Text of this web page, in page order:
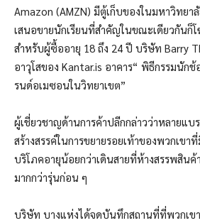
Amazon (AMZN) มีตู้เก็บของในมหาวิทยา
เสนอขายนักเรียนที่สำคัญในขณะเดียวกันก็
สำหรับผู้ซื้ออายุ 18 ถึง 24 ปี บริษัท Barry
อาวุโสของ Kantar.is อาคาร“ พิธีกรรมนั
รนด์อเมซอนในวิทยาเขต”
ผู้เชี่ยวชาญด้านการค้าปลีกกล่าวว่าหลายแบ
สร้างสรรค์ในการขยายรอยเท้าของพวกเขา
บริโภคอายุน้อยกว่าเดินสายที่ห้างสรรพสินค้
มากกว่ารุ่นก่อน ๆ
บริษัท บางแห่งได้จดบันทึกสถานที่ที่พวกเข